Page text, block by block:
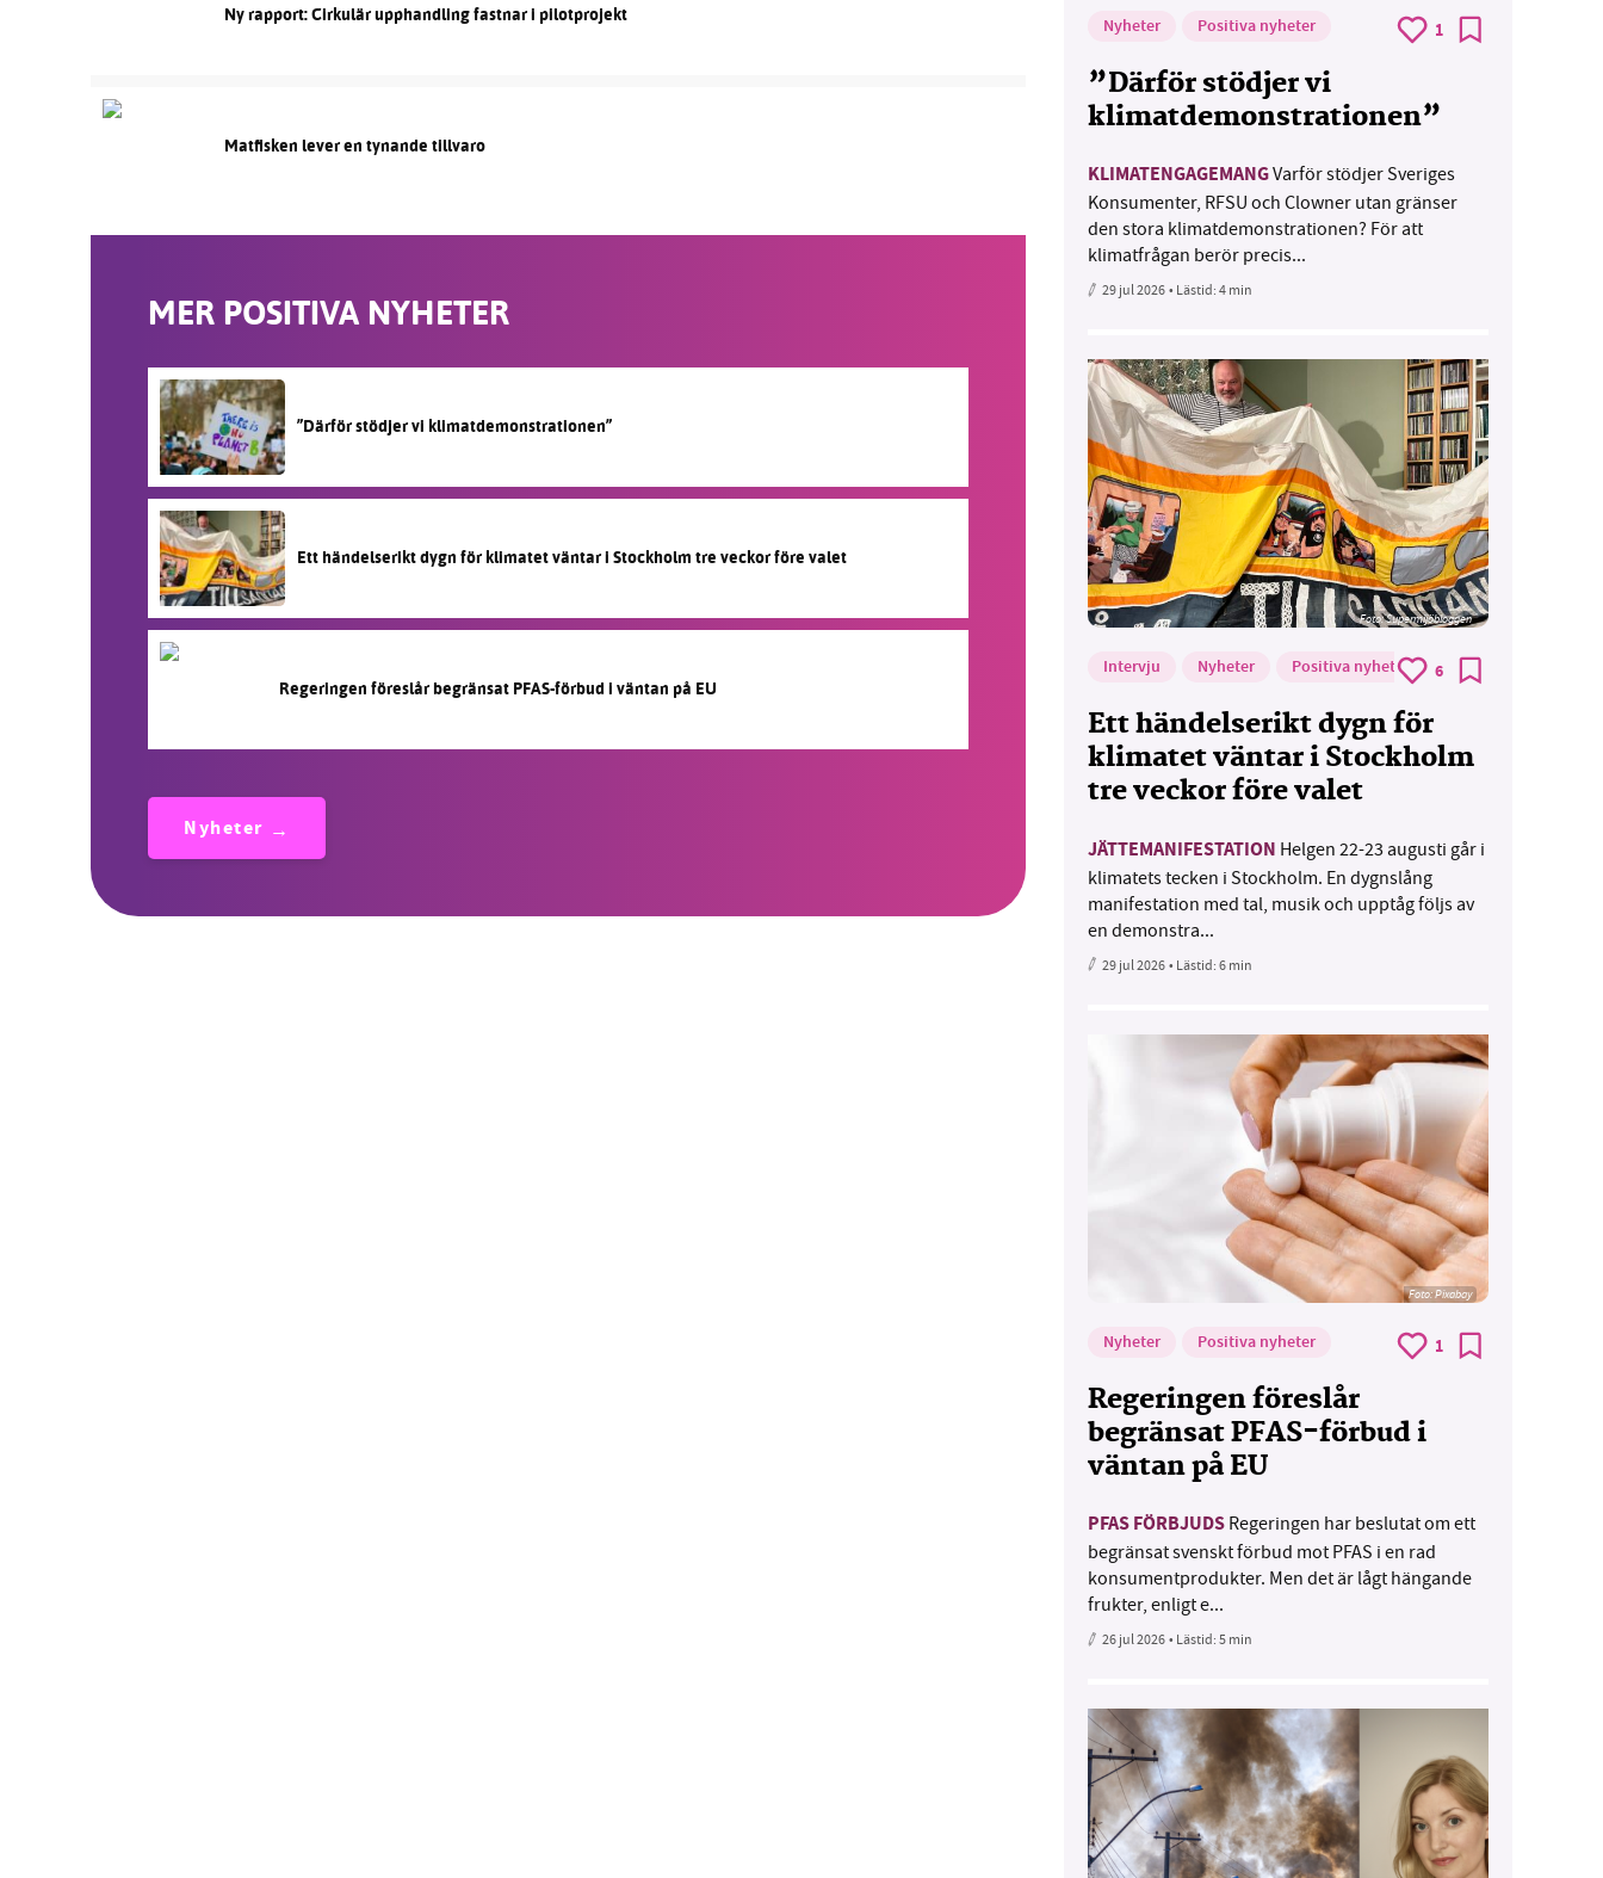
Ny rapport: Cirkulär upphandling fastnar i pilotprojekt
Matfisken lever en tynande tillvaro
MER POSITIVA NYHETER
”Därför stödjer vi klimatdemonstrationen”
Ett händelserikt dygn för klimatet väntar i Stockholm tre veckor före valet
Regeringen föreslår begränsat PFAS-förbud i väntan på EU
Nyheter
Nyheter Positiva nyheter 1
”Därför stödjer vi
klimatdemonstrationen”
KLIMATENGAGEMANGVarför stödjer Sveriges
Konsumenter, RFSU och Clowner utan gränser
den stora klimatdemonstrationen? För att
klimatfrågan berör precis...
29 jul 2026• Lästid:4 min
Foto: Supermijöbloggen
Intervju Nyheter Positiva nyheter 6
Ett händelserikt dygn för
klimatet väntar i Stockholm
tre veckor före valet
JÄTTEMANIFESTATION Helgen 22-23 augusti går i
klimatets tecken i Stockholm. En dygnslång
manifestation med tal, musik och upptåg följs av
en demonstra...
29 jul 2026• Lästid:6 min
Foto:Pixabay
Nyheter Positiva nyheter 1
Regeringen föreslår
begränsat PFAS-förbud i
väntan på EU
PFAS FÖRBJUDS Regeringen har beslutat om ett
begränsat svenskt förbud mot PFAS i en rad
konsumentprodukter. Men det är lågt hängande
frukter, enligt e...
26 jul 2026• Lästid:5 min